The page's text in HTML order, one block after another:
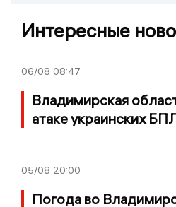
Интересные
06/08 08:47
Владимирская
атаке украинских
05/08 20:00
Погода во